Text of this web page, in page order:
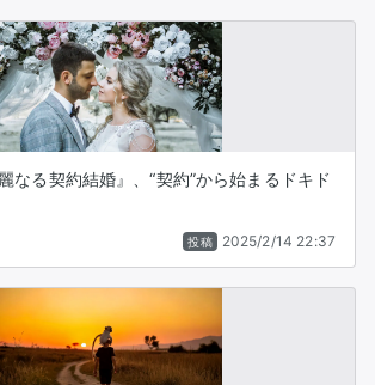
なる契約結婚』、“契約”から始まるドキド
投稿 2025/2/14 22:37